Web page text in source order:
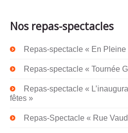
Nos repas-spectacles
Repas-spectacle « En
Repas-spectacle « Tournée
Repas-spectacle «
fêtes »
Repas-Spectacle « Rue